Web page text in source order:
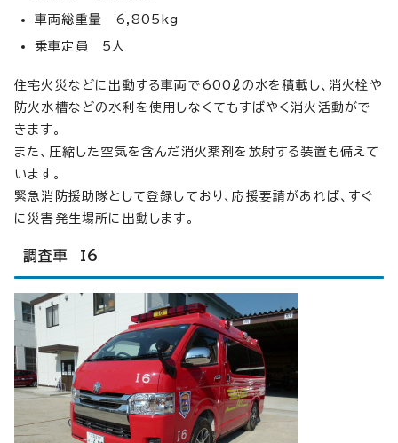
車両総重量 6,805kg
乗車定員 5人
住宅火災などに出動する車両で600ℓの水を積載し、消火栓や
防火水槽などの水利を使用しなくてもすばやく消火活動がで
きます。
また、圧縮した空気を含んだ消火薬剤を放射する装置も備えて
います。
緊急消防援助隊として登録しており、応援要請があれば、すぐ
に災害発生場所に出動します。
調査車 I6